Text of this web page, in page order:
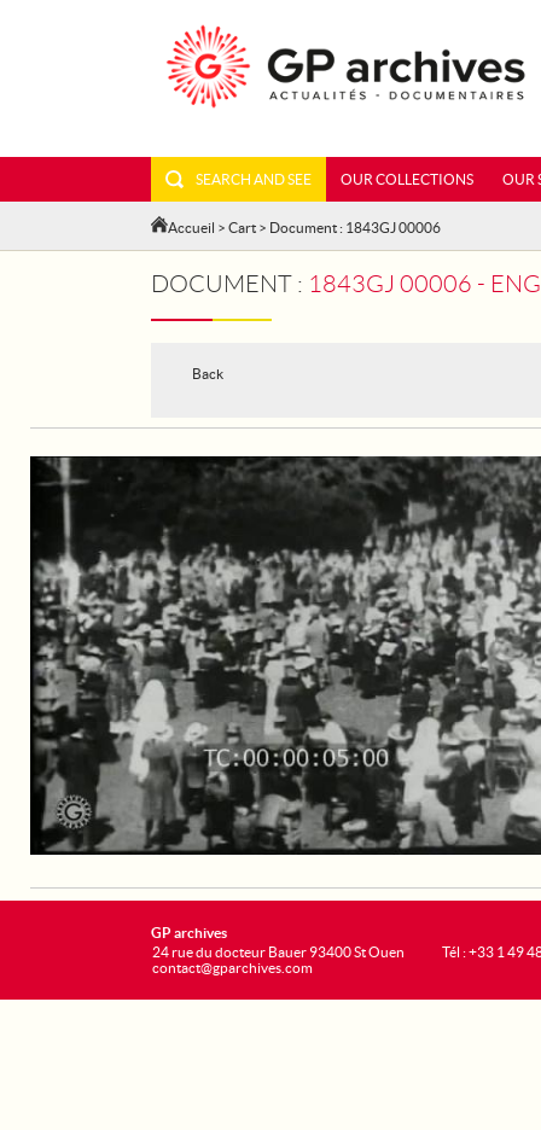
SEARCH AND SEE OUR COLLECTIONS OUR
Accueil > Cart > Document : 1843GJ 00006
DOCUMENT : 1843GJ 00006 -
Back
GP archives
24 rue du docteur Bauer 93400 St Ouen
contact@gparchives.com
Tél : +33 1 49